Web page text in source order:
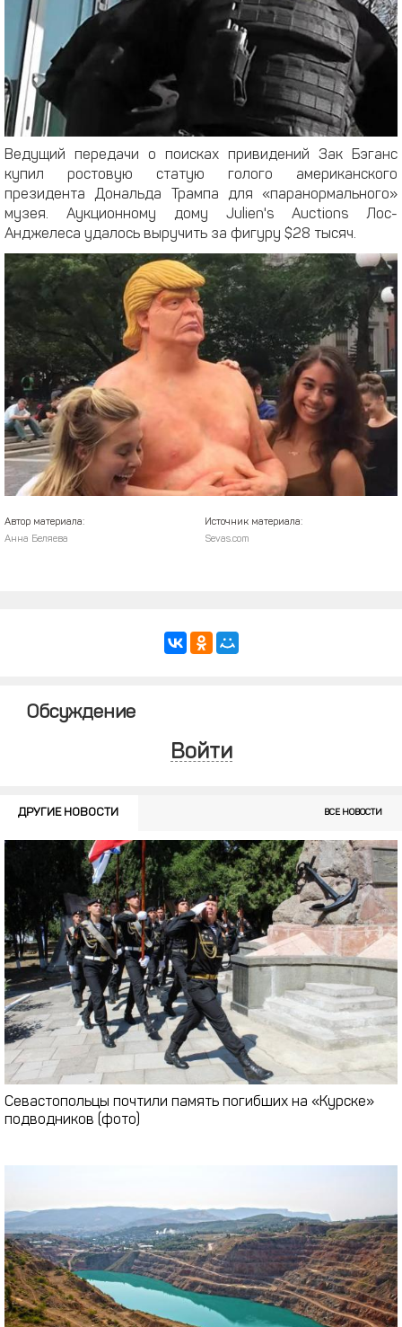
Ведущий передачи о поисках привидений Зак Бэганс
купил ростовую статую голого американского
президента Дональда Трампа для «паранормального»
музея. Аукционному дому Julien's Auctions Лос-
Анджелеса удалось выручить за фигуру $28 тысяч.
Автор материала:
Анна Беляева
Источник материала:
Sevas.com
Обсуждение
Войти
Севастопольцы почтили память погибших на «Курске»
подводников (фото)
ДРУГИЕ НОВОСТИ ВСЕ НОВОСТИ